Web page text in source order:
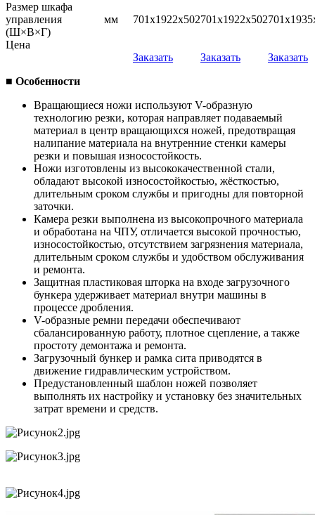
Размер шкафа
управления
(Ш×В×Г)
мм 701x1922x502701x1922x502
Цена
Заказать
Заказать
Заказать
■ Особенности
Вращающиеся ножи используют V-образную
технологию резки, которая направляет подаваемый
материал в центр вращающихся ножей, предотвращая
налипание материала на внутренние стенки камеры
резки и повышая износостойкость.
Ножи изготовлены из высококачественной стали,
обладают высокой износостойкостью, жёсткостью,
длительным сроком службы и пригодны для повторной
заточки.
Камера резки выполнена из высокопрочного материала
и обработана на ЧПУ, отличается высокой прочностью,
износостойкостью, отсутствием загрязнения материала,
длительным сроком службы и удобством обслуживания
и ремонта.
Защитная пластиковая шторка на входе загрузочного
бункера удерживает материал внутри машины в
процессе дробления.
V-образные ремни передачи обеспечивают
сбалансированную работу, плотное сцепление, а также
простоту демонтажа и ремонта.
Загрузочный бункер и рамка сита приводятся в
движение гидравлическим устройством.
Предустановленный шаблон ножей позволяет
выполнять их настройку и установку без значительных
затрат времени и средств.